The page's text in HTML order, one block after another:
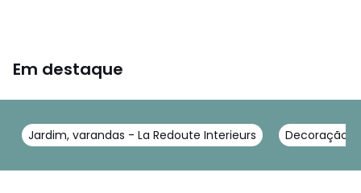
Em destaque
Jardim, varandas - La Redoute Interieurs Decoração